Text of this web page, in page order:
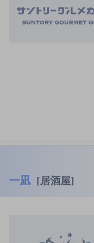
一凪 [居酒屋]